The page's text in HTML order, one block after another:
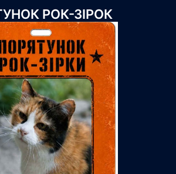
РОК-ЗІРОК